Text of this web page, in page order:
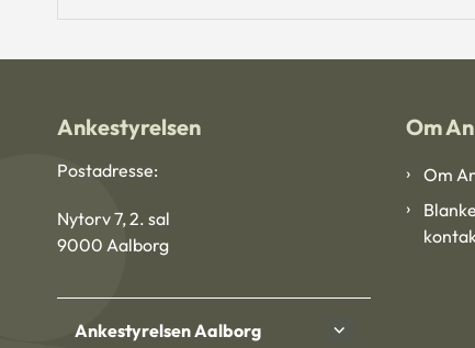
Ankestyrelsen
Postadresse:
Nytorv 7, 2. sal
9000 Aalborg
Ankestyrelsen Aalborg
Om
Om